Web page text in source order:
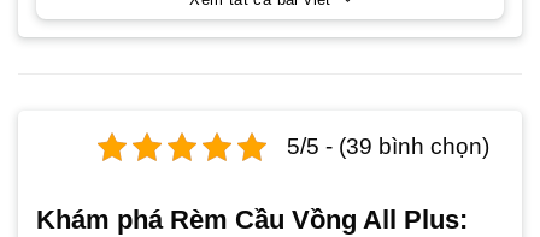
5/5 - (39 bình chọn)
Khám phá Rèm Cầu Vồng All Plus: